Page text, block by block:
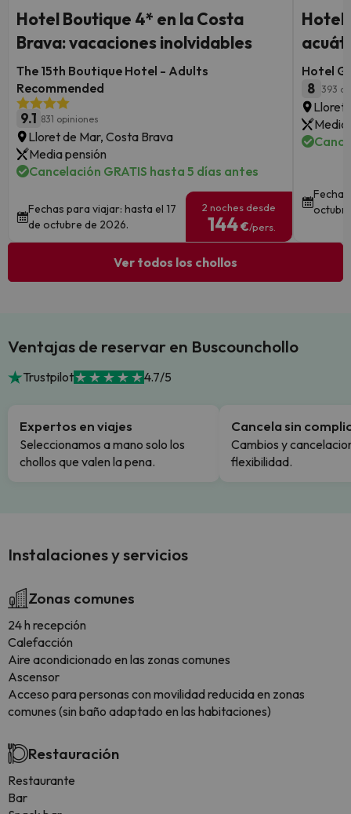
Hotel Boutique 4* en la Costa
Brava: vacaciones inolvidables
The 15th Boutique Hotel - Adults
Recommended
9.1 831 opiniones
Lloret de Mar, Costa Brava
Media pensión
Cancelación GRATIS hasta 5 días antes
Fechas para viajar: hasta el 17
de octubre de 2026.
2 noches desde
144€/pers.
Hotel
Hotel
8 393
Lloret
Media
Ver todos los chollos
Ventajas de reservar en Buscounchollo
Trustpilot 4.7/5
Expertos en viajes
Seleccionamos a mano solo los
chollos que valen la pena.
Cancela sin
Cambios y
flexibilidad.
Instalaciones y servicios
Zonas comunes
24 h recepción
Calefacción
Aire acondicionado en las zonas comunes
Ascensor
Acceso para personas con movilidad reducida en zonas
comunes (sin baño adaptado en las habitaciones)
Restauración
Restaurante
Bar